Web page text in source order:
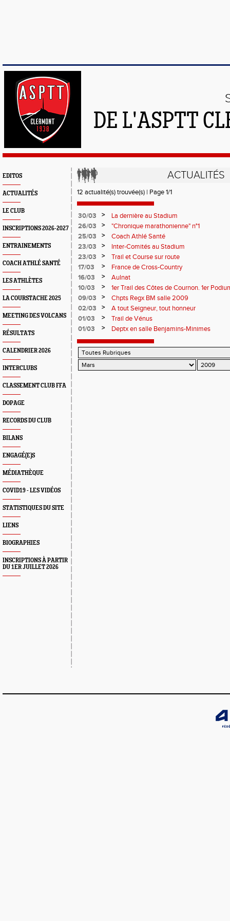
DE L'ASPTT
EDITOS
ACTUALITÉS
LE CLUB
INSCRIPTIONS 2026-2027
ENTRAINEMENTS
COACH ATHLÉ SANTÉ
LES ATHLÈTES
LA COURSTACHE 2025
MEETING DES VOLCANS
RÉSULTATS
CALENDRIER 2026
INTERCLUBS
CLASSEMENT CLUB FFA
DOPAGE
RECORDS DU CLUB
BILANS
ENGAGÉ(E)S
MÉDIATHÈQUE
COVID19 - LES VIDÉOS
STATISTIQUES DU SITE
LIENS
BIOGRAPHIES
INSCRIPTIONS À PARTIR
DU 1ER JUILLET 2026
ACTUALITÉS
12 actualité(s) trouvée(s) | Page 1/1
30/03 >
La dernière au Stadium
26/03
>
"Chronique marathonienne" n°1
25/03
>
Coach Athlé Santé
23/03
>
Inter-Comités au Stadium
23/03
>
Trail et Course sur route
17/03
>
France de Cross-Country
16/03
>
Aulnat
10/03
>
1er Trail des Côtes de Cournon. 1er
Habchi
09/03 >
Chpts Regx BM salle 2009
02/03
>
A tout Seigneur, tout honneur
01/03
>
Trail de Vénus
01/03
> Deptx en salle Benjamins-Minimes